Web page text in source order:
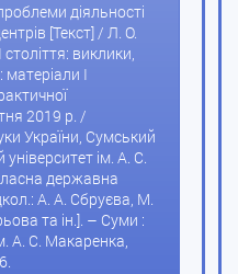
діяльності
[Текст] / Л. О.
виклики,
I
2019 р. /
України, Сумський
ім. А. С.
державна
А. А. Сбруєва, М.
та ін.]. – Суми :
А. С. Макаренка,